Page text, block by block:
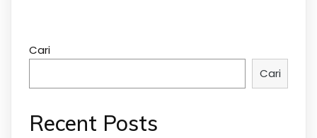
Cari
Cari
Recent Posts